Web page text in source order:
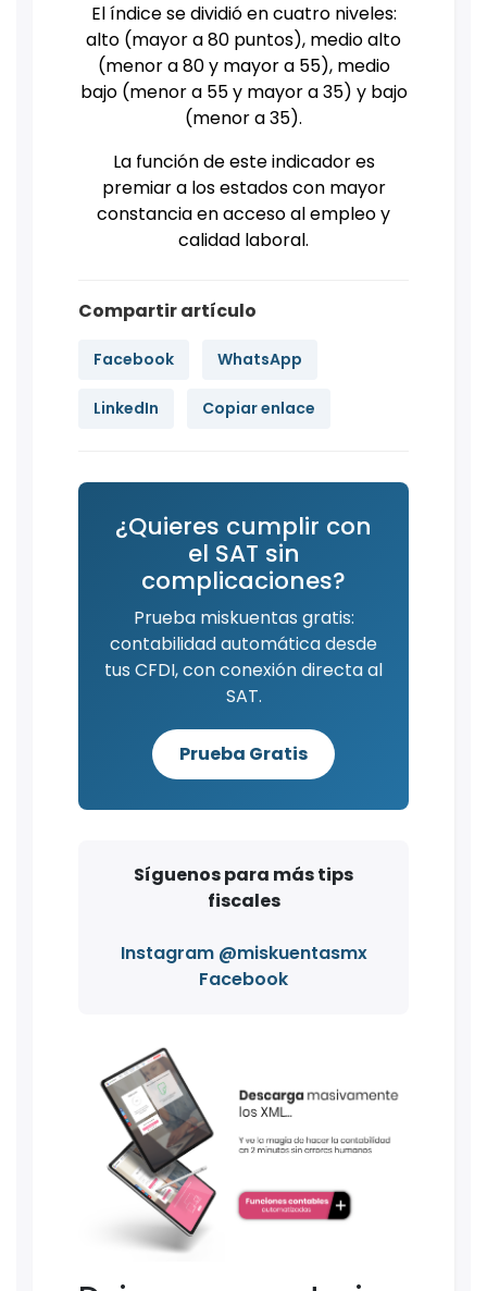
El índice se dividió en cuatro niveles:
alto (mayor a 80 puntos), medio alto
(menor a 80 y mayor a 55), medio
bajo (menor a 55 y mayor a 35) y bajo
(menor a 35).
La función de este indicador es
premiar a los estados con mayor
constancia en acceso al empleo y
calidad laboral.
Compartir artículo
Facebook WhatsApp
LinkedIn Copiar enlace
¿Quieres cumplir con
el SAT sin
complicaciones?
Prueba miskuentas gratis:
contabilidad automática desde
tus CFDI, con conexión directa al
SAT.
Prueba Gratis
Síguenos para más tips
fiscales
Instagram @miskuentasmx
Facebook